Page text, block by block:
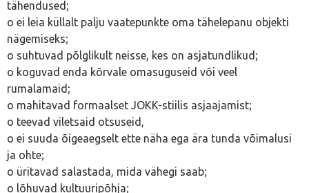
tähendused;
o ei leia küllalt palju vaatepunkte oma tähelepanu objekti
nägemiseks;
o suhtuvad põlglikult neisse, kes on asjatundlikud;
o koguvad enda kõrvale omasuguseid või veel
rumalamaid;
o mahitavad formaalset JOKK-stiilis asjaajamist;
o teevad viletsaid otsuseid,
o ei suuda õigeaegselt ette näha ega ära tunda võimalusi
ja ohte;
o üritavad salastada, mida vähegi saab;
o lõhuvad kultuuripõhja;